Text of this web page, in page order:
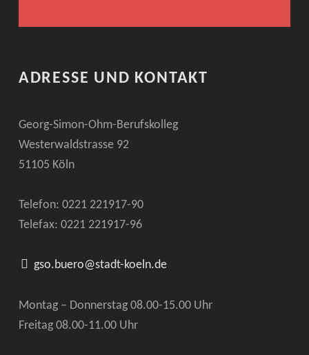
ADRESSE UND KONTAKT
Georg-Simon-Ohm-Berufskolleg
Westerwaldstrasse 92
51105 Köln
Telefon: 0221 221917-90
Telefax: 0221 221917-96
gso.buero@stadt-koeln.de
Montag – Donnerstag 08.00-15.00 Uhr
Freitag 08.00-11.00 Uhr